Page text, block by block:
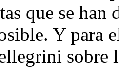
que se han
Y para
sobre